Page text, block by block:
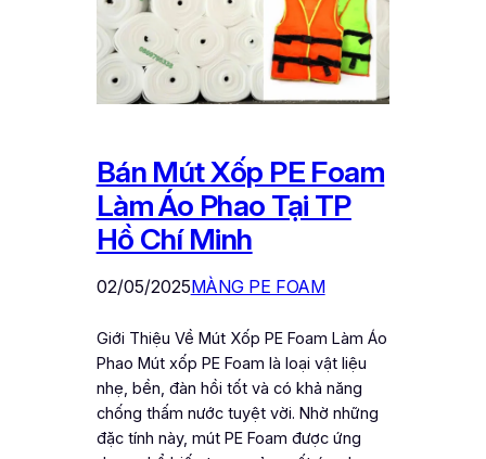
Bán Mút Xốp PE Foam
Làm Áo Phao Tại TP
Hồ Chí Minh
02/05/2025MÀNG PE FOAM
Giới Thiệu Về Mút Xốp PE Foam Làm Áo
Phao Mút xốp PE Foam là loại vật liệu
nhẹ, bền, đàn hồi tốt và có khả năng
chống thấm nước tuyệt vời. Nhờ những
đặc tính này, mút PE Foam được ứng